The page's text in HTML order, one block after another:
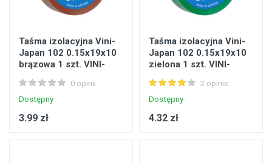
Taśma izolacyjna Vini-
Japan 102 0.15x19x10
brązowa 1 szt. VINI-
0 opinii
Dostępny
3.99 zł
Taśma izolacyjna Vini-
Japan 102 0.15x19x10
zielona 1 szt. VINI-
2 opinie
Dostępny
4.32 zł